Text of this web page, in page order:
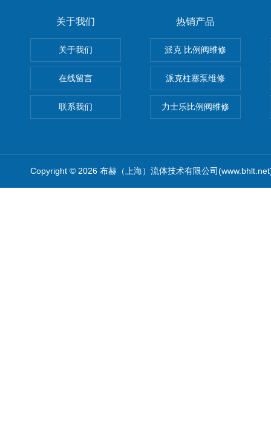
关于我们
关于我们
在线留言
联系我们
热销产品
派克 比例阀维修
派克柱塞泵维修
力士乐比例阀维修
Copyright © 2026 布赫（上海）流体技术有限公司